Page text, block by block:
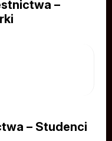
–
– Studenci